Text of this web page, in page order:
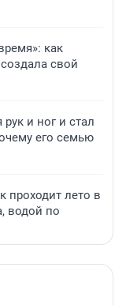
как
свой
и ног и стал
его семью
проходит лето в
водой по